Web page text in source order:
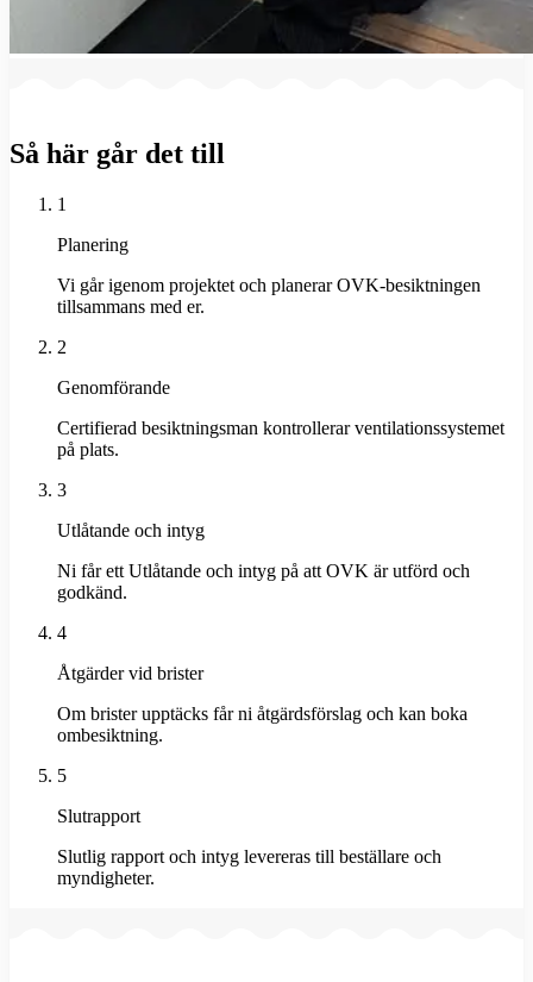
Så här går det till
1
Planering
Vi går igenom projektet och planerar OVK-besiktningen
tillsammans med er.
2
Genomförande
Certifierad besiktningsman kontrollerar ventilationssystemet
på plats.
3
Utlåtande och intyg
Ni får ett Utlåtande och intyg på att OVK är utförd och
godkänd.
4
Åtgärder vid brister
Om brister upptäcks får ni åtgärdsförslag och kan boka
ombesiktning.
5
Slutrapport
Slutlig rapport och intyg levereras till beställare och
myndigheter.